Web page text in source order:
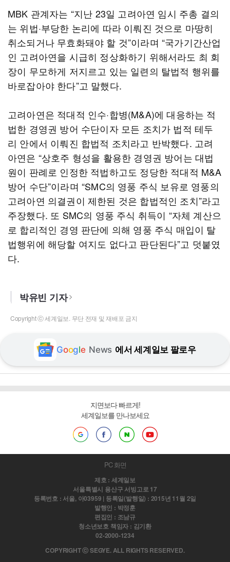
MBK 관계자는 “지난 23일 고려아연 임시 주총 결의
는 위법·부당한 논리에 따라 이뤄진 것으로 마땅히
취소되거나 무효화돼야 할 것”이라며 “국가기간산업
인 고려아연을 시급히 정상화하기 위해서라도 최 회
장이 무모하게 저지르고 있는 일련의 탈법적 행위를
바로잡아야 한다”고 말했다.
고려아연은 적대적 인수·합병(M&A)에 대응하는 적
법한 경영권 방어 수단이자 모든 조치가 법적 테두
리 안에서 이뤄진 합법적 조치라고 반박했다. 고려
아연은 “상호주 형성을 활용한 경영권 방어는 대법
원이 판례로 인정한 적법하고도 정당한 적대적 M&A
방어 수단”이라며 “SMC의 영풍 주식 보유로 영풍의
고려아연 의결권이 제한된 것은 합법적인 조치”라고
주장했다. 또 SMC의 영풍 주식 취득이 “자체 계산으
로 합리적인 경영 판단에 의해 영풍 주식 매입이 탈
법행위에 해당할 여지도 없다고 판단된다”고 덧붙였
다.
박유빈 기자
Copyright ⓒ 세계일보. 무단 전재 및 재배포 금지
Google News 에서 세계일보 팔로우
지면보다 빠르게!
세계일보를 만나보세요
PC 화면
제호 : 세계일보
서울특별시 용산구 서빙고로 17
등록번호 : 서울, 아03959 | 등록일(발행일) : 2015년 11월 2일
발행인 : 박정훈
편집인 : 조남규
청소년보호 책임자 : 김기환
02-2000-1234
COPYRIGHT ⓒ SEGYE. ALL RIGHTS RESERVED.